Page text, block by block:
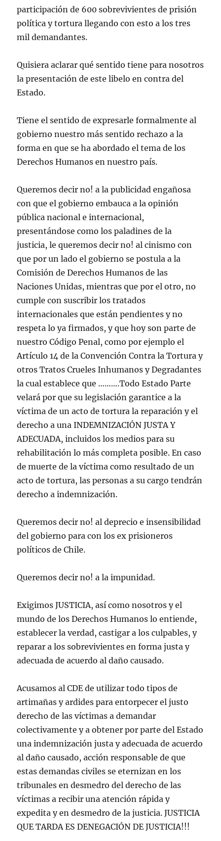
participación de 600 sobrevivientes de prisión
política y tortura llegando con esto a los tres
mil demandantes.
Quisiera aclarar qué sentido tiene para nosotros
la presentación de este libelo en contra del
Estado.
Tiene el sentido de expresarle formalmente al
gobierno nuestro más sentido rechazo a la
forma en que se ha abordado el tema de los
Derechos Humanos en nuestro país.
Queremos decir no! a la publicidad engañosa
con que el gobierno embauca a la opinión
pública nacional e internacional,
presentándose como los paladines de la
justicia, le queremos decir no! al cinismo con
que por un lado el gobierno se postula a la
Comisión de Derechos Humanos de las
Naciones Unidas, mientras que por el otro, no
cumple con suscribir los tratados
internacionales que están pendientes y no
respeta lo ya firmados, y que hoy son parte de
nuestro Código Penal, como por ejemplo el
Artículo 14 de la Convención Contra la Tortura y
otros Tratos Crueles Inhumanos y Degradantes
la cual establece que ……….Todo Estado Parte
velará por que su legislación garantice a la
víctima de un acto de tortura la reparación y el
derecho a una INDEMNIZACIÓN JUSTA Y
ADECUADA, incluidos los medios para su
rehabilitación lo más completa posible. En caso
de muerte de la víctima como resultado de un
acto de tortura, las personas a su cargo tendrán
derecho a indemnización.
Queremos decir no! al deprecio e insensibilidad
del gobierno para con los ex prisioneros
políticos de Chile.
Queremos decir no! a la impunidad.
Exigimos JUSTICIA, así como nosotros y el
mundo de los Derechos Humanos lo entiende,
establecer la verdad, castigar a los culpables, y
reparar a los sobrevivientes en forma justa y
adecuada de acuerdo al daño causado.
Acusamos al CDE de utilizar todo tipos de
artimañas y ardides para entorpecer el justo
derecho de las víctimas a demandar
colectivamente y a obtener por parte del Estado
una indemnización justa y adecuada de acuerdo
al daño causado, acción responsable de que
estas demandas civiles se eternizan en los
tribunales en desmedro del derecho de las
víctimas a recibir una atención rápida y
expedita y en desmedro de la justicia. JUSTICIA
QUE TARDA ES DENEGACIÓN DE JUSTICIA!!!